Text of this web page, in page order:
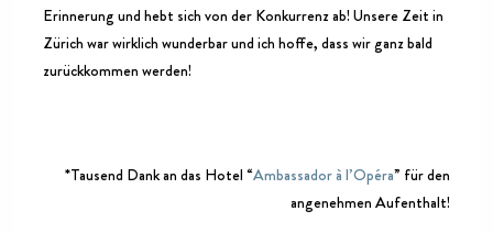
Erinnerung und hebt sich von der Konkurrenz ab! Unsere Zeit in
Zürich war wirklich wunderbar und ich hoffe, dass wir ganz bald
zurückkommen werden!
*Tausend Dank an das Hotel “Ambassador à l’Opéra” für den
angenehmen Aufenthalt!